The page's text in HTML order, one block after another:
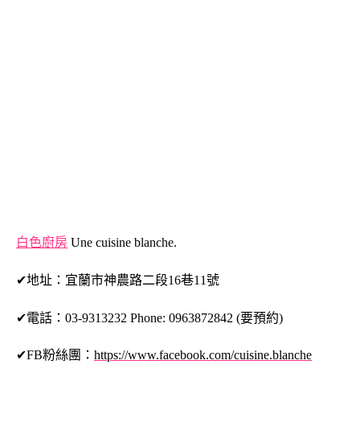
白色廚房 Une cuisine blanche.
✔地址：宜蘭市神農路二段16巷11號
✔電話：03-9313232 Phone: 0963872842 (要預約)
✔FB粉絲團： https://www.facebook.com/cuisine.blanche